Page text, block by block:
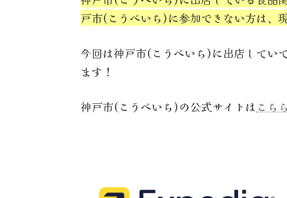
戸市(こうべいち)に参加できない方は、
今回は神戸市(こうべいち)に出店してい
ます！
神戸市(こうべいち)の公式サイトは こち